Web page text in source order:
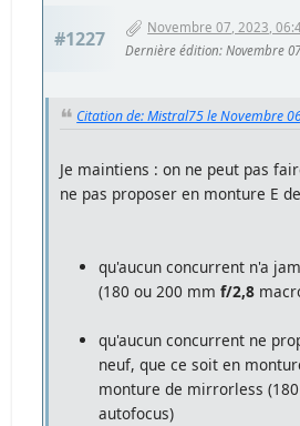
#1227
Novembre 07, 2023,
Dernière édition: Novembre
Citation de: Mistral75 le Novembre
Je maintiens : on ne peut pas
ne pas proposer en monture E
qu'aucun concurrent n'a
(180 ou 200 mmf/2,8
qu'aucun concurrent ne
neuf, que ce soit en
monture de mirrorless
autofocus)